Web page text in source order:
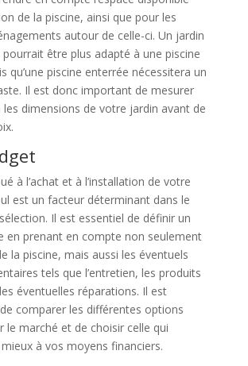
de la piscine, ainsi que pour les
autour de celle-ci. Un jardin
être plus adapté à une piscine
qu’une piscine enterrée nécessitera un
Il est donc important de mesurer
les dimensions de votre jardin avant de
à l’achat et à l’installation de votre
est un facteur déterminant dans le
Il est essentiel de définir un
en prenant en compte non seulement
la piscine, mais aussi les éventuels
tels que l’entretien, les produits
éventuelles réparations. Il est
comparer les différentes options
le marché et de choisir celle qui
à vos moyens financiers.